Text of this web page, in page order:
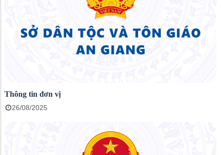
Thông tin đơn vị
26/08/2025